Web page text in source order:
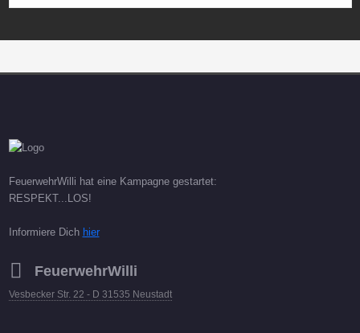
FeuerwehrWilli hat eine Kampagne gestartet:
RESPEKT...LOS!
Informiere Dich hier
FeuerwehrWilli
Vesbecker Str. 22 - D 31535 Neustadt